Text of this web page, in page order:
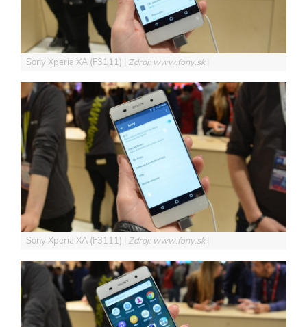
Sony Xperia XA (F3111) Zdroj: www.fony.sk
Sony Xperia XA (F3111) Zdroj: www.fony.sk